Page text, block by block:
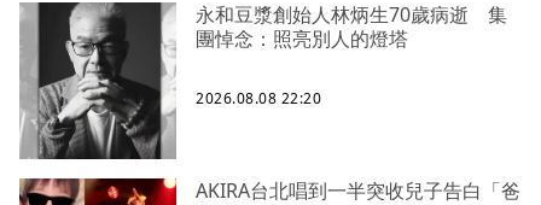
永和豆漿創始人林炳生70歲病逝 集
團悼念：照亮別人的燈塔
2026.08.08 22:20
AKIRA台北唱到一半突收兒子告白「爸